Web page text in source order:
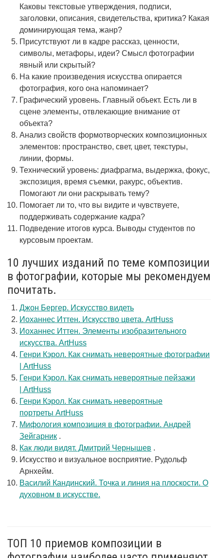
Каковы текстовые утверждения, подписи,
заголовки, описания, свидетельства, критика? Какая
доминирующая тема, жанр?
Присутствуют ли в кадре рассказ, ценности,
символы, метафоры, идеи? Смысл фотографии
явный или скрытый?
На какие произведения искусства опирается
фотография, кого она напоминает?
Графический уровень. Главный объект. Есть ли в
сцене элементы, отвлекающие внимание от
объекта?
Анализ свойств формотворческих композиционных
элементов: пространство, свет, цвет, текстуры,
линии, формы.
Технический уровень: диафрагма, выдержка, фокус,
экспозиция, время съемки, ракурс, объектив.
Помогают ли они раскрывать тему?
Помогает ли то, что вы видите и чувствуете,
поддерживать содержание кадра?
Подведение итогов курса. Выводы студентов по
курсовым проектам.
10 лучших изданий по теме композиции
в фотографии, которые мы рекомендуем
почитать.
Джон Бергер. Искусство видеть
Иоханнес Иттен. Искусство цвета. ArtHuss
Иоханнес Иттен. Элементы изобразительного
искусства. ArtHuss
Генри Кэрол. Как снимать невероятные фотографии
| ArtHuss
Генри Кэрол. Как снимать невероятные пейзажи
| ArtHuss
Генри Кэрол. Как снимать невероятные
портреты ArtHuss
Мифология композиция в фотографии. Андрей
Зейгарник .
Как люди видят. Дмитрий Чернышев .
Искусство и визуальное восприятие. Рудольф
Арнхейм.
Василий Кандинский. Точка и линия на плоскости. О
духовном в искусстве.
ТОП 10 приемов композиции в